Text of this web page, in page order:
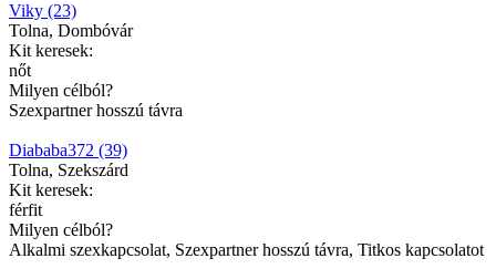
Viky (23)
Tolna, Dombóvár
Kit keresek:
nőt
Milyen célból?
Szexpartner hosszú távra
Diababa372 (39)
Tolna, Szekszárd
Kit keresek:
férfit
Milyen célból?
Alkalmi szexkapcsolat, Szexpartner hosszú távra, Titkos kapcsolatot